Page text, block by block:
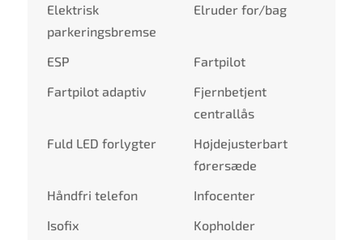
Elektrisk
parkeringsbremse
Elruder for/bag
ESP
Fartpilot
Fartpilot adaptiv
Fjernbetjent
centrallås
Fuld LED forlygter
Højdejusterbart
førersæde
Håndfri telefon
Infocenter
Isofix
Kopholder